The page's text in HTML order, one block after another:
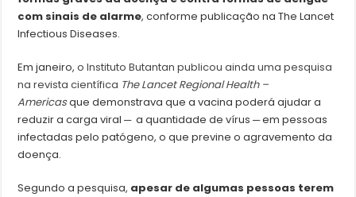
com sinais de alarme, conforme publicação na The Lancet
Infectious Diseases.
Em janeiro,o Instituto Butantan publicou ainda uma pesquisa
na revista científica The Lancet Regional Health –
Americasque demonstrava que a vacina poderá ajudar a
reduzir a carga viral ─ a quantidade de vírus ─ em pessoas
infectadas pelo patógeno, o que previne o agravemento da
doença.
Segundo a pesquisa, apesar de algumas pessoas terem